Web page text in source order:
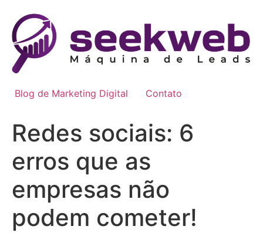
para
conteúdo
Blog de Marketing Digital Contato
Redes sociais: 6
erros que as
empresas não
podem cometer!